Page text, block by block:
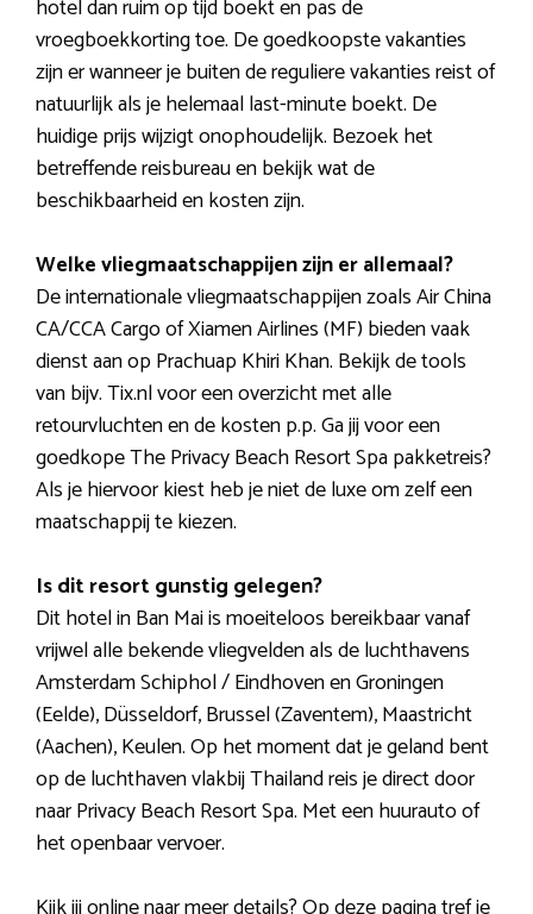
hotel dan ruim op tijd boekt en pas de
vroegboekkorting toe. De goedkoopste vakanties
zijn er wanneer je buiten de reguliere vakanties reist of
natuurlijk als je helemaal last-minute boekt. De
huidige prijs wijzigt onophoudelijk. Bezoek het
betreffende reisbureau en bekijk wat de
beschikbaarheid en kosten zijn.
Welke vliegmaatschappijen zijn er allemaal?
De internationale vliegmaatschappijen zoals Air China
CA/CCA Cargo of Xiamen Airlines (MF) bieden vaak
dienst aan op Prachuap Khiri Khan. Bekijk de tools
van bijv. Tix.nl voor een overzicht met alle
retourvluchten en de kosten p.p. Ga jij voor een
goedkope The Privacy Beach Resort Spa pakketreis?
Als je hiervoor kiest heb je niet de luxe om zelf een
maatschappij te kiezen.
Is dit resort gunstig gelegen?
Dit hotel in Ban Mai is moeiteloos bereikbaar vanaf
vrijwel alle bekende vliegvelden als de luchthavens
Amsterdam Schiphol / Eindhoven en Groningen
(Eelde), Düsseldorf, Brussel (Zaventem), Maastricht
(Aachen), Keulen. Op het moment dat je geland bent
op de luchthaven vlakbij Thailand reis je direct door
naar Privacy Beach Resort Spa. Met een huurauto of
het openbaar vervoer.